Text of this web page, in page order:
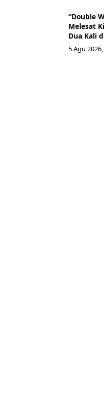
“Double
Melesat
Dua Kali
5 Agu